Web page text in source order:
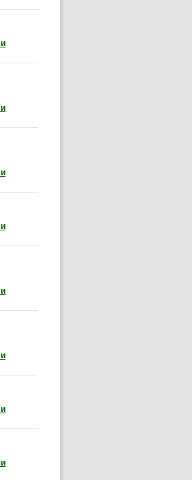
документ: БЮДЖЕТ НА ИЗПЪЛНИТЕЛНА
документ: Договори на Изпълнителна
документ: Договори на Изпълнителна
документ: Разходи Ковид (отваря се в нов
документ: Договори на Изпълнителна
документ: Договори на Изпълнителна
документ: Договори на Изпълнителна
документ: Договори на Изпълнителна